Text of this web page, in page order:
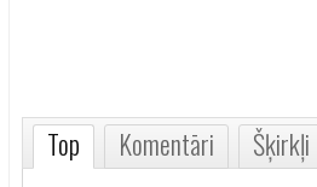
Top Komentāri Šķirkļi